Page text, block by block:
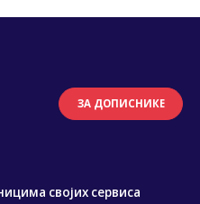
ЗА ДОПИСНИКЕ
својих сервиса